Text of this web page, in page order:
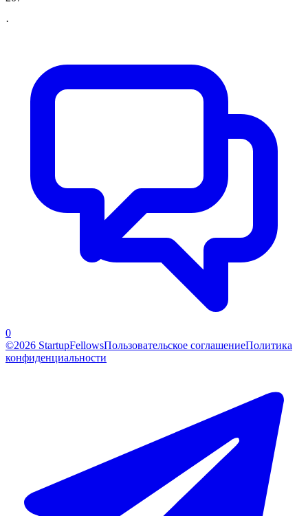
·
0
©2026 StartupFellowsПользовательское соглашениеПолитика
конфиденциальности